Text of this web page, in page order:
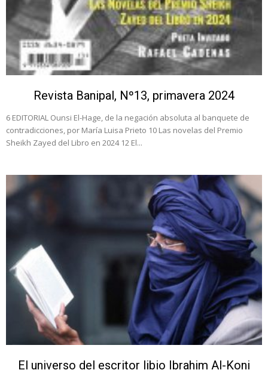
Revista Banipal, Nº13, primavera 2024
6 EDITORIAL Ounsi El-Hage, de la negación absoluta al banquete de
contradicciones, por María Luisa Prieto 10 Las novelas del Premio
Sheikh Zayed del Libro en 2024 12 El...
El universo del escritor libio Ibrahim Al-Koni